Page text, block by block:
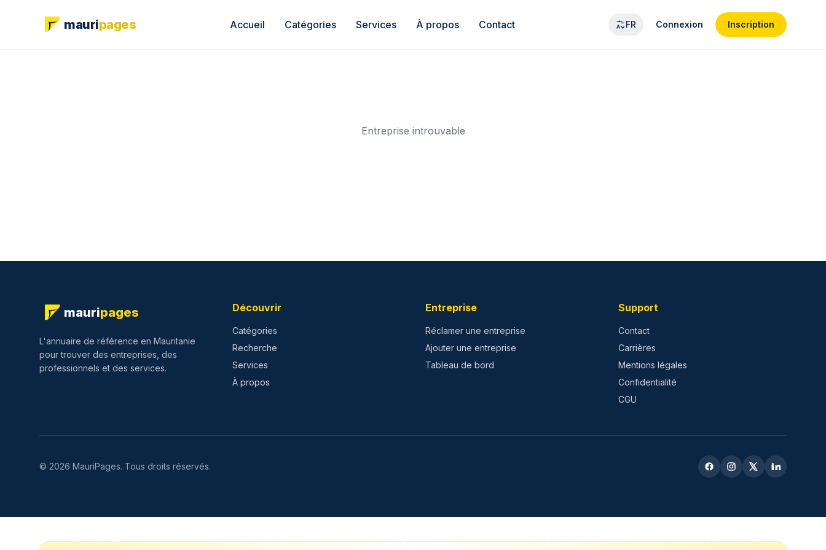
mauripages Accueil Catégories Services À propos Contact FR Connexion Inscription
Entreprise introuvable
mauripages
L'annuaire de référence en Mauritanie
pour trouver des entreprises, des
professionnels et des services.
Découvrir
Catégories
Recherche
Services
À propos
Entreprise
Réclamer une entreprise
Ajouter une entreprise
Tableau de bord
Support
Contact
Carrières
Mentions légales
Confidentialité
CGU
© 2026 MauriPages. Tous droits réservés.